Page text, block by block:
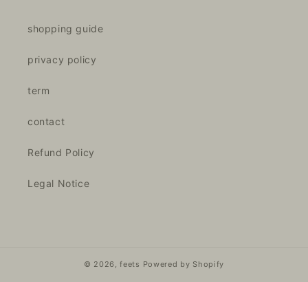
shopping guide
privacy policy
term
contact
Refund Policy
Legal Notice
© 2026,feets Powered by Shopify